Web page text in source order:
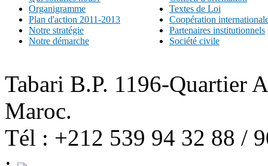
Organigramme
Plan d'action 2011-2013
Notre stratégie
Notre démarche
Textes de Loi
Coopération
Partenaires institutionnels
Société civile
Tabari B.P. 1196-Quartier
Maroc.
Tél : +212 539 94 32 88 /